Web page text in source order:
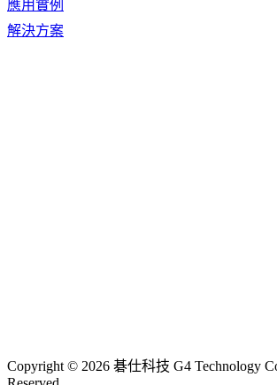
應用實例
解決方案
Copyright © 2026 碁仕科技 G4 Technology